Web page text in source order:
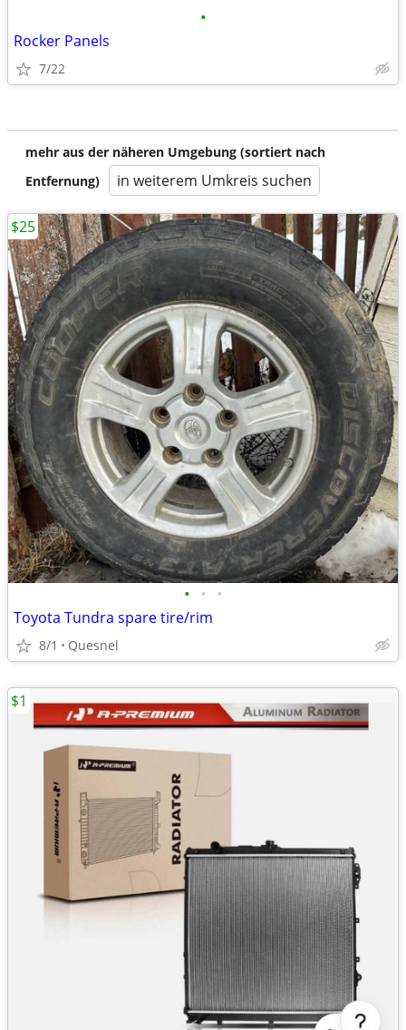
•
Rocker Panels
7/22
mehr aus der näheren Umgebung (sortiert nach
Entfernung)
in weiterem Umkreis suchen
• • •
Toyota Tundra spare tire/rim
8/1 Quesnel
$25
$1